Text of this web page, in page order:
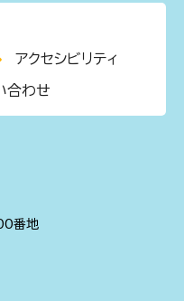
アクセシビリティ
合わせ
番地